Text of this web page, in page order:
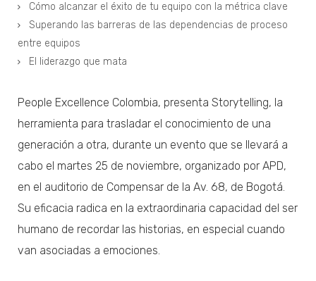
Cómo alcanzar el éxito de tu equipo con la métrica clave
Superando las barreras de las dependencias de proceso
entre equipos
El liderazgo que mata
People Excellence Colombia, presenta Storytelling, la
herramienta para trasladar el conocimiento de una
generación a otra, durante un evento que se llevará a
cabo el martes 25 de noviembre, organizado por APD,
en el auditorio de Compensar de la Av. 68, de Bogotá.
Su eficacia radica en la extraordinaria capacidad del ser
humano de recordar las historias, en especial cuando
van asociadas a emociones.